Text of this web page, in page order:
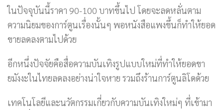
ในปัจจุบันนี้ราคา 90-100 บาทขึ้นไป โดยจะลดหลั่นตาม
ความนิยมของการ์ตูนเรื่องนั้นๆ พอหนังสือแพงขึ้นก็ทำให้ยอด
ขายลดลงตามไปด้วย
อีกหนึ่งปัจจัยคือสื่อความบันเทิงรูปแบบใหม่ที่ทำให้ยอดขา
ยมังงะในไทยลดลงอย่างน่าใจหาย รวมถึงร้านการ์ตูนลิโดด้วย
เทคโนโลยีและนวัตกรรมเกี่ยวกับความบันเทิงใหม่ๆ ที่เข้ามา